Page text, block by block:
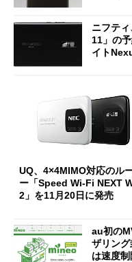
ニフテ
11」の
イト
UQ、4×4MIMO対応のル
ー「Speed Wi-Fi NEXT
2」を11月20日に発売
au初の
ザリン
は速度